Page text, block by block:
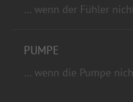
… wenn der Fühler
PUMPE
… wenn die Pumpe